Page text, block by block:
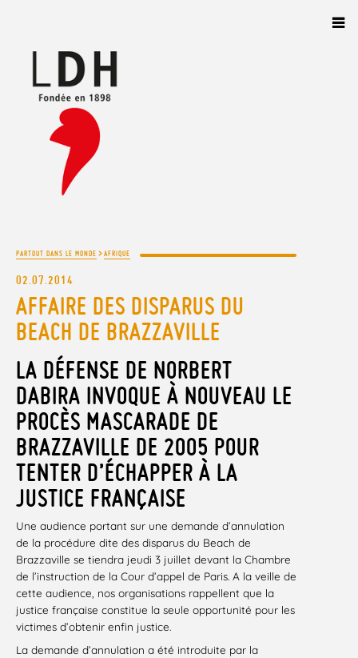
PARTOUT DANS LE MONDE >AFRIQUE
02.07.2014
AFFAIRE DES DISPARUS DU
BEACH DE BRAZZAVILLE
LA DÉFENSE DE NORBERT
DABIRA INVOQUE À NOUVEAU LE
PROCÈS MASCARADE DE
BRAZZAVILLE DE 2005 POUR
TENTER D’ÉCHAPPER À LA
JUSTICE FRANÇAISE
Une audience portant sur une demande d’annulation
de la procédure dite des disparus du Beach de
Brazzaville se tiendra jeudi 3 juillet devant la Chambre
de l’instruction de la Cour d’appel de Paris. A la veille de
cette audience, nos organisations rappellent que la
justice française constitue la seule opportunité pour les
victimes d’obtenir enfin justice.
La demande d’annulation a été introduite par la